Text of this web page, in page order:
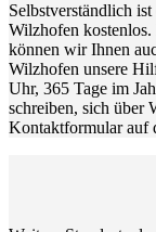
Selbstverständlich
Wilzhofen
können wir Ihnen
Wilzhofen unsere
Uhr, 365 Tage im
schreiben, sich über
Kontaktformular auf